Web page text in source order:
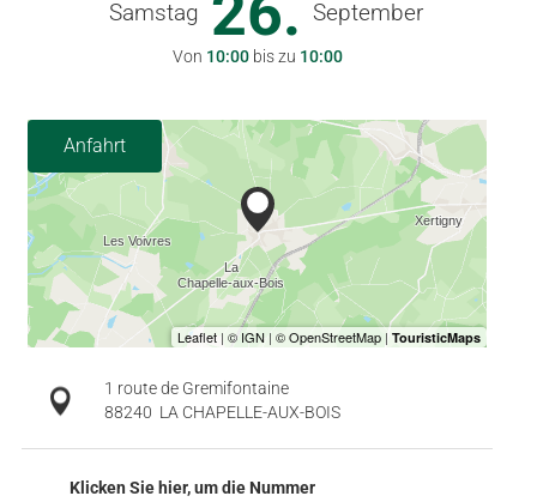
Samstag September
Von 10:00 bis zu 10:00
Anfahrt
1 route de Gremifontaine
88240 LA CHAPELLE-AUX-BOIS
Klicken Sie hier, um die Nummer